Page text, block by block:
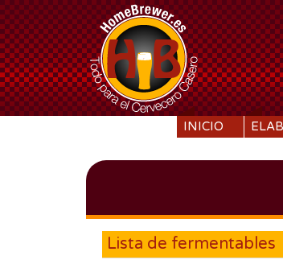
SKIP TO
INICIO
Lista de fermentables